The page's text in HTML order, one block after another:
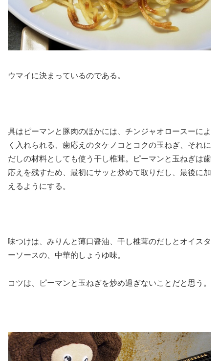
ウマイに決まっているのである。
具はピーマンと豚肉のほかには、チンジャオロースーによ
く入れられる、歯応えのタケノコとコクの玉ねぎ、それに
だしの材料としても使う干し椎茸。ピーマンと玉ねぎは歯
応えを残すため、最初にサッと炒めて取りだし、最後に加
えるようにする。
味つけは、みりんと薄口醤油、干し椎茸のだしとオイスタ
ーソースの、中華的しょうゆ味。
コツは、ピーマンと玉ねぎを炒め過ぎないことだと思う。